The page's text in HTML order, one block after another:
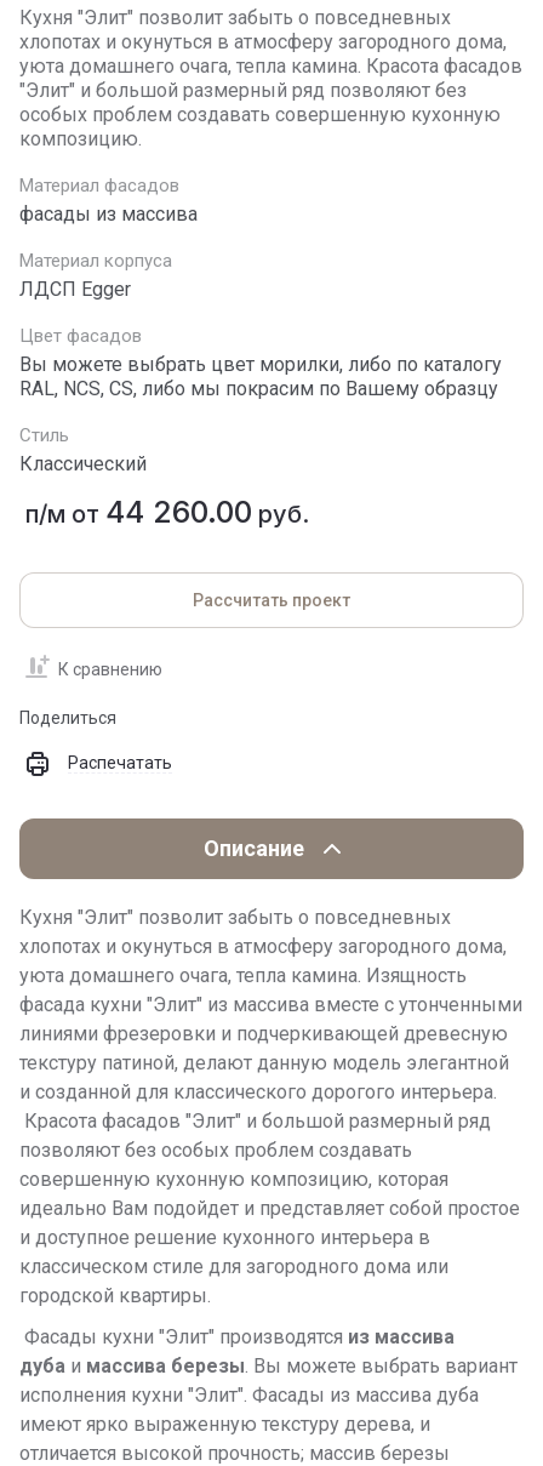
Кухня "Элит" позволит забыть о повседневных
хлопотах и окунуться в атмосферу загородного дома,
уюта домашнего очага, тепла камина. Красота фасадов
"Элит" и большой размерный ряд позволяют без
особых проблем создавать совершенную кухонную
композицию.
Материал фасадов
фасады из массива
Материал корпуса
ЛДСП Egger
Цвет фасадов
Вы можете выбрать цвет морилки, либо по каталогу
RAL, NCS, СS, либо мы покрасим по Вашему образцу
Стиль
Классический
п/м от 44 260.00 руб.
Рассчитать проект
К сравнению
Поделиться
Распечатать
Описание
Кухня "Элит" позволит забыть о повседневных
хлопотах и окунуться в атмосферу загородного дома,
уюта домашнего очага, тепла камина. Изящность
фасада кухни "Элит" из массива вместе с утонченными
линиями фрезеровки и подчеркивающей древесную
текстуру патиной, делают данную модель элегантной
и созданной для классического дорогого интерьера.
Красота фасадов "Элит" и большой размерный ряд
позволяют без особых проблем создавать
совершенную кухонную композицию, которая
идеально Вам подойдет и представляет собой простое
и доступное решение кухонного интерьера в
классическом стиле для загородного дома или
городской квартиры.
Фасады кухни "Элит" производятся из массива
дуба и массива березы. Вы можете выбрать вариант
исполнения кухни "Элит". Фасады из массива дуба
имеют ярко выраженную текстуру дерева, и
отличается высокой прочность; массив березы